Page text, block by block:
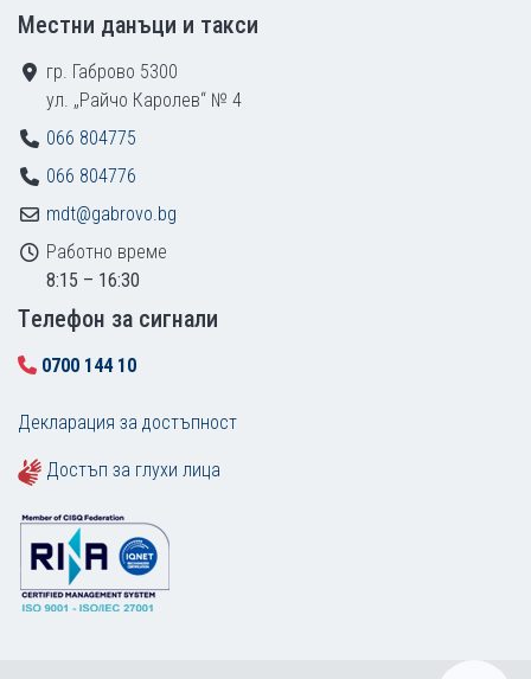
Местни данъци и такси
гр. Габрово 5300
ул. „Райчо Каролев“ № 4
066 804775
066 804776
mdt@gabrovo.bg
Работно време
8:15 – 16:30
Tелефон за сигнали
0700 144 10
Декларация за достъпност
Достъп за глухи лица